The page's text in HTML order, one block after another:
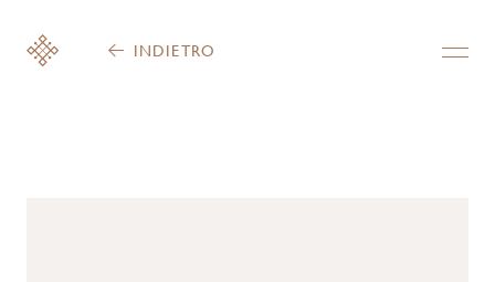
INDIETRO